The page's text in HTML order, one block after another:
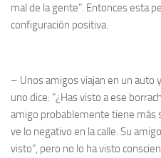
mal de la gente”. Entonces esta
configuración positiva.
– Unos amigos viajan en un auto
uno dice: “¿Has visto a ese
amigo probablemente tiene más
ve lo negativo en la calle. Su
visto”, pero no lo ha visto